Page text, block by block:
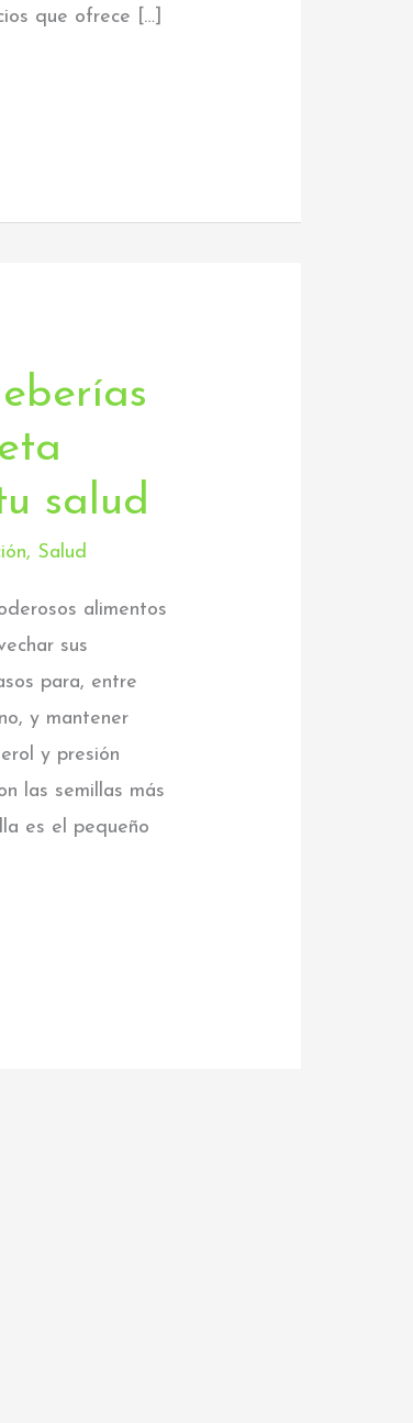
que ofrece […]
salud
, Salud
alimentos
sus
para, entre
y mantener
y presión
las semillas más
es el pequeño